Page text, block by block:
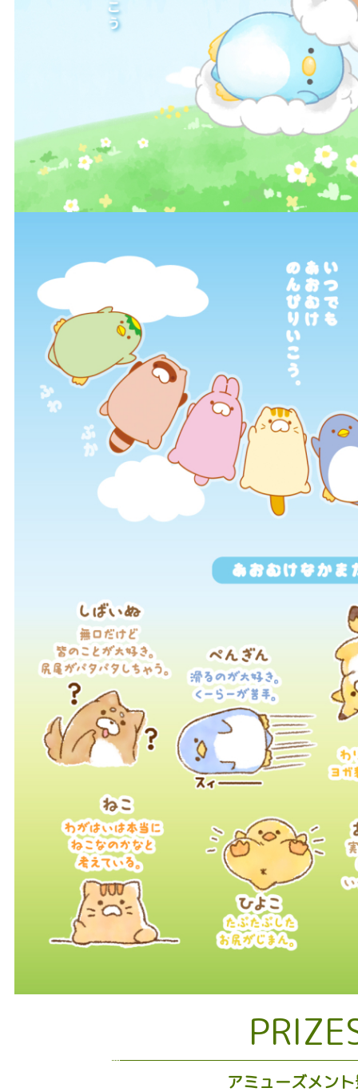
アミューズメン